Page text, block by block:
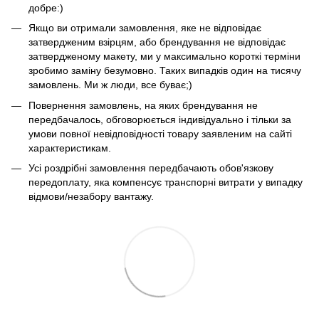
добре:)
Якщо ви отримали замовлення, яке не відповідає
затвердженим взірцям, або брендування не відповідає
затвердженому макету, ми у максимально короткі терміни
зробимо заміну безумовно. Таких випадків один на тисячу
замовлень. Ми ж люди, все буває;)
Повернення замовлень, на яких брендування не
передбачалось, обговорюється індивідуально і тільки за
умови повної невідповідності товару заявленим на сайті
характеристикам.
Усі роздрібні замовлення передбачають обов'язкову
передоплату, яка компенсує транспорні витрати у випадку
відмови/незабору вантажу.